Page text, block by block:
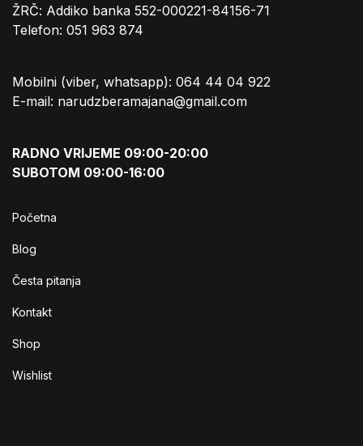
ŽRČ: Addiko banka 552-000221-84156-71
Telefon: 051 963 874
Mobilni (viber, whatsapp): 064 44 04 922
E-mail: narudzberamajana@gmail.com
RADNO VRIJEME 09:00-20:00
SUBOTOM 09:00-16:00
Početna
Blog
Česta pitanja
Kontakt
Shop
Wishlist